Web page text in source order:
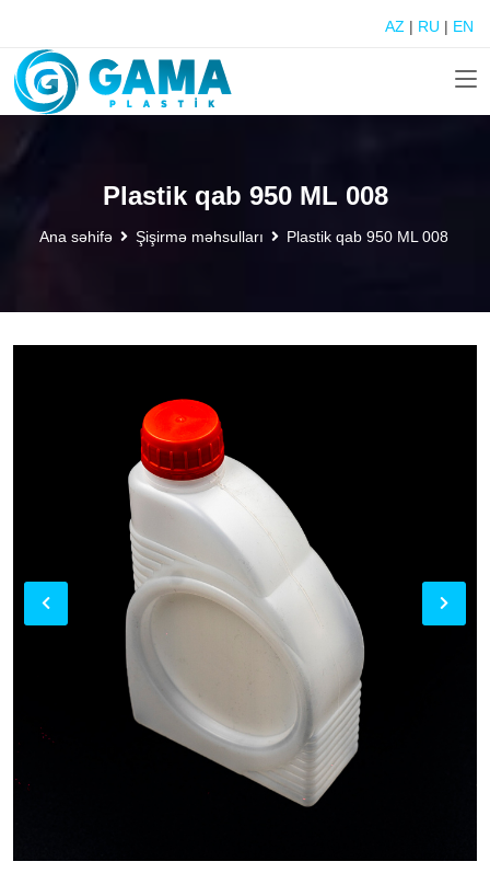
AZ | RU | EN
Plastik qab 950 ML 008
Ana səhifə Şişirmə məhsulları Plastik qab 950 ML 008